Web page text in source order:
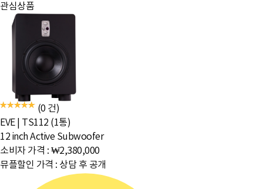
관심상품
(0 건)
EVE
TS112 (1통)
12 inch Active Subwoofer
소비자 가격 : ₩2,380,000
뮤플할인 가격 : 상담 후 공개